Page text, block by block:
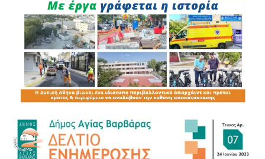
κατά την οδήγηση
1 παράβαση σχετική με ΚΤΕΟ
1 παραβίαση απαγορευτικής πινακίδας
1 παράβαση για επίδειξη οδηγικής ικανότητας
25 λοιπές παραβάσεις του ΚΟΚ
ιδιαίτερα γύρω από το Μετρό, τους κεντρικούς δρόμους
και τα σχολικά συγκροτήματα, ενισχύει την πρόληψη και
την αποτροπή παραβατικών συμπεριφορών.